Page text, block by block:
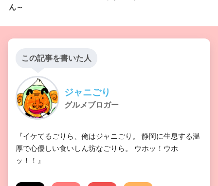
ん～
この記事を書いた人
ジャニごり
グルメブロガー
『イケてるごりら、俺はジャニごり。 静岡に生息する温
厚で心優しい食いしん坊なごりら。 ウホッ！ウホ
ッ！！』